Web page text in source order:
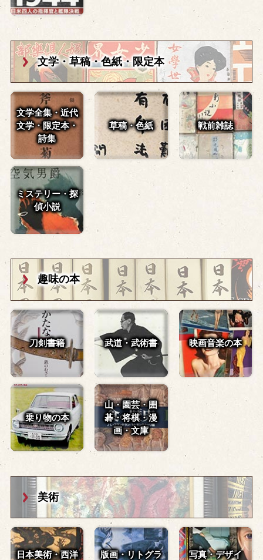
文学・草稿・色紙・限定本
文学全集・近代
文学・ 限定本・
詩集
草稿・色紙 戦前雑誌
ミステリー・探
偵小説
趣味の本
刀剣書籍 武道・武術書 映画音楽の本
乗り物の本
山・園芸・囲
碁・将棋・漫
画・文庫
美術
日本美術・西洋
版画・リトグラ
写真・デザイ